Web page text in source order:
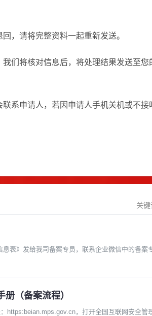
，请将完整资料一起重新发送。
我们将核对信息后，将处理结果发送至
联系申请人，若因申请人手机关机或不
关键
表》发给我司备案专员，联系企业微信中的备案
（备案流程）
https:beian.mps.gov.cn，打开全国互联网安全